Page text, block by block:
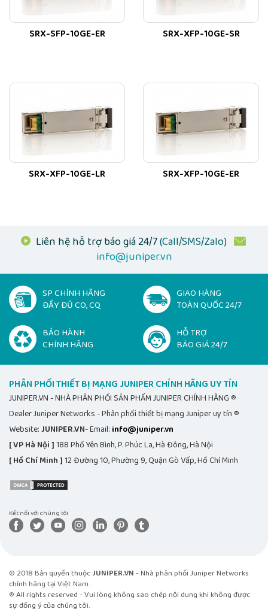
SRX-SFP-10GE-ER SRX-XFP-10GE-SR
SRX-XFP-10GE-LR SRX-XFP-10GE-ER
Liên hệ hỗ trợ báo giá 24/7(Call/SMS/Zalo)
info@juniper.vn
SP CHÍNH HÃNG
ĐẦY ĐỦ CO, CQ
GIAO HÀNG
TOÀN QUỐC 24/7
BẢO HÀNH
CHÍNH HÃNG
HỖ TRỢ
BÁO GIÁ 24/7
PHÂN PHỐI THIẾT BỊ MẠNG JUNIPER CHÍNH HÃNG UY TÍN
JUNIPER.VN - NHÀ PHÂN PHỐI SẢN PHẨM JUNIPER CHÍNH HÃNG ®
Dealer Juniper Networks - Phân phối thiết bị mạng Juniper uy tín ®
Website:JUNIPER.VN- Email: info@juniper.vn
[ VP Hà Nội ]188 Phố Yên Bình, P. Phúc La, Hà Đông, Hà Nội
[ Hồ Chí Minh ]12 Đường 10, Phường 9, Quận Gò Vấp, Hồ Chí Minh
Kết nối với chúng tôi
© 2018 Bản quyền thuộcJUNIPER.VN- Nhà phân phối Juniper Networks
chính hãng tại Việt Nam.
® All rights reserved - Vui lòng không sao chép nội dung khi không được
sự đồng ý của chúng tôi.